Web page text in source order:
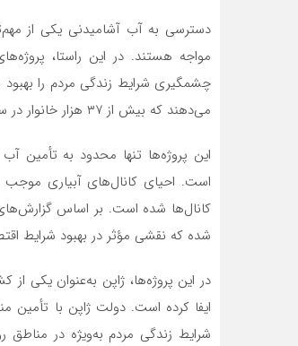
دسترسی به آب آشامیدنی یکی از
چشمگیری شرایط زندگی مردم را
می‌دهند که بیش از ۳۷ هزار خانوار در سال ۲۰۲۴ به این منابع آبی دسترسی پیدا کرده‌اند.
این پروژه‌ها تنها محدود به تأمین
است. احیای کانال‌های آبیاری موجب
شده که نقشی مؤثر در بهبود شرایط
در این پروژه‌ها، ژاپن به‌عنوان یکی
ایفا کرده است. دولت ژاپن با تأمین
شرایط زندگی مردم به‌ویژه در مناطق